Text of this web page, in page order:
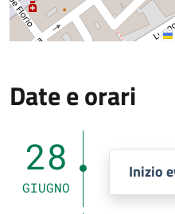
Date e orari
28
GIUGNO
Inizio